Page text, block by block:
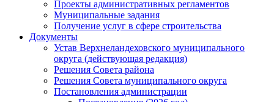
Проекты административных регламентов
Муниципальные задания
Получение услуг в сфере строительства
Документы
Устав Верхнеландеховского муниципального
округа (действующая редакция)
Решения Совета района
Решения Совета муниципального округа
Постановления администрации